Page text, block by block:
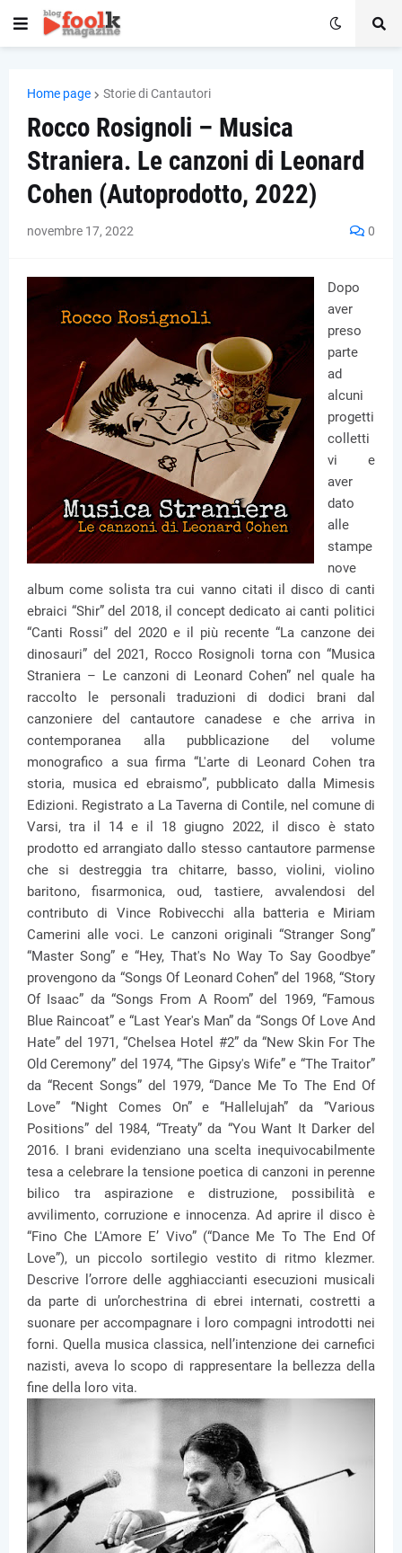
Home page Storie di Cantautori
Rocco Rosignoli – Musica
Straniera. Le canzoni di Leonard
Cohen (Autoprodotto, 2022)
novembre 17, 2022 0
Dopo
aver
preso
parte
ad
alcuni
progetti
colletti
vi e
aver
dato
alle
stampe
nove
album come solista tra cui vanno citati il disco di canti
ebraici “Shir” del 2018, il concept dedicato ai canti politici
“Canti Rossi” del 2020 e il più recente “La canzone dei
dinosauri” del 2021, Rocco Rosignoli torna con “Musica
Straniera – Le canzoni di Leonard Cohen” nel quale ha
raccolto le personali traduzioni di dodici brani dal
canzoniere del cantautore canadese e che arriva in
contemporanea alla pubblicazione del volume
monografico a sua firma “L'arte di Leonard Cohen tra
storia, musica ed ebraismo”, pubblicato dalla Mimesis
Edizioni. Registrato a La Taverna di Contile, nel comune di
Varsi, tra il 14 e il 18 giugno 2022, il disco è stato
prodotto ed arrangiato dallo stesso cantautore parmense
che si destreggia tra chitarre, basso, violini, violino
baritono, fisarmonica, oud, tastiere, avvalendosi del
contributo di Vince Robivecchi alla batteria e Miriam
Camerini alle voci. Le canzoni originali “Stranger Song”
“Master Song” e “Hey, That's No Way To Say Goodbye”
provengono da “Songs Of Leonard Cohen” del 1968, “Story
Of Isaac” da “Songs From A Room” del 1969, “Famous
Blue Raincoat” e “Last Year's Man” da “Songs Of Love And
Hate” del 1971, “Chelsea Hotel #2” da “New Skin For The
Old Ceremony” del 1974, “The Gipsy's Wife” e “The Traitor”
da “Recent Songs” del 1979, “Dance Me To The End Of
Love” “Night Comes On” e “Hallelujah” da “Various
Positions” del 1984, “Treaty” da “You Want It Darker del
2016. I brani evidenziano una scelta inequivocabilmente
tesa a celebrare la tensione poetica di canzoni in perenne
bilico tra aspirazione e distruzione, possibilità e
avvilimento, corruzione e innocenza. Ad aprire il disco è
“Fino Che L'Amore E’ Vivo” (“Dance Me To The End Of
Love”), un piccolo sortilegio vestito di ritmo klezmer.
Descrive l’orrore delle agghiaccianti esecuzioni musicali
da parte di un’orchestrina di ebrei internati, costretti a
suonare per accompagnare i loro compagni introdotti nei
forni. Quella musica classica, nell’intenzione dei carnefici
nazisti, aveva lo scopo di rappresentare la bellezza della
fine della loro vita.